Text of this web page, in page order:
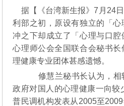
据【《台湾新生报》7月24
利部之初，原设有独立的「
冲之下却成立了「心理与口
心理师公会全国联合会秘书
理健康专业团体甚感遗憾。
修慧兰秘书长认为，相
政府对国人的心理健康一向较
普民调机构发表从2005至